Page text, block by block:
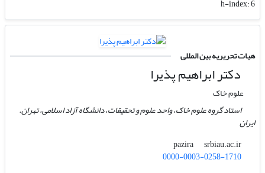
h-index:6
هیات تحریریه بین المللی
دکتر ابراهیم پذیرا
علوم خاک
استاد گروه علوم خاک، واحد علوم و تحقیقات، دانشگاه آزاد اسلامی، تهران.
ایران
pazira
srbiau.ac.ir
0000-0003-0258-1710